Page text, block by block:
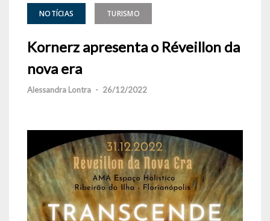
NOTÍCIAS TURISMO
Kornerz apresenta o Réveillon da
nova era
Alessandra Lontra - 26/12/2022